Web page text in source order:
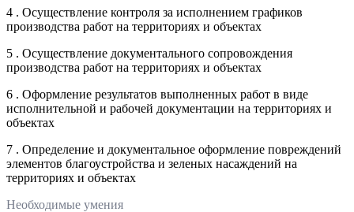
4 . Осуществление контроля за исполнением графиков
производства работ на территориях и объектах
5 . Осуществление документального сопровождения
производства работ на территориях и объектах
6 . Оформление результатов выполненных работ в виде
исполнительной и рабочей документации на территориях и
объектах
7 . Определение и документальное оформление повреждений
элементов благоустройства и зеленых насаждений на
территориях и объектах
Необходимые умения